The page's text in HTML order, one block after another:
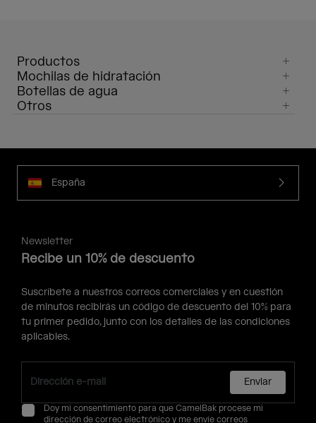
Productos
Mochilas de hidratación
Botellas de agua
Otros
España
Newsletter
Recibe un 10% de descuento
Suscríbete a nuestros correos comerciales y en cuestión
de minutos recibirás un código de descuento del 10% para
tu primer pedido, junto con los detalles de las condiciones
aplicables.
Enviar
Doy mi consentimiento para que CamelBak procese mi
dirección de correo electrónico y me envíe correos